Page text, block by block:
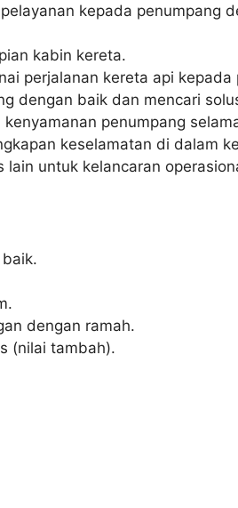
kepada penumpang
kabin kereta.
perjalanan kereta api kepada
dengan baik dan mencari
penumpang
keselamatan di dalam
lain untuk kelancaran
dengan ramah.
(nilai tambah).